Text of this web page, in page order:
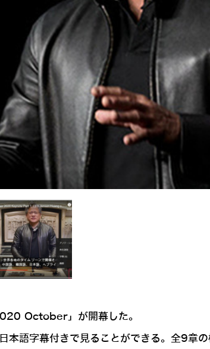
October」が開幕した。
語字幕付きで見ることができる。全9章